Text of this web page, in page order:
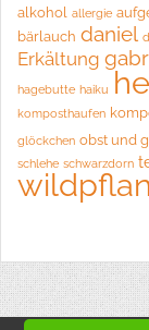
alkohol allergie
bärlauch daniel
Erkältung
hagebutte haiku
komposthaufen
glöckchen obst und
schlehe schwarzdorn